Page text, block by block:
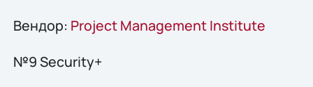
Вендор: Project Management Institute
№9 Security+